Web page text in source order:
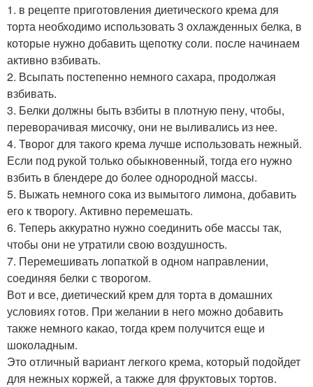
1. в рецепте приготовления диетического крема для
торта необходимо использовать 3 охлажденных белка, в
которые нужно добавить щепотку соли. после начинаем
активно взбивать.
2. Всыпать постепенно немного сахара, продолжая
взбивать.
3. Белки должны быть взбиты в плотную пену, чтобы,
переворачивая мисочку, они не выливались из нее.
4. Творог для такого крема лучше использовать нежный.
Если под рукой только обыкновенный, тогда его нужно
взбить в блендере до более однородной массы.
5. Выжать немного сока из вымытого лимона, добавить
его к творогу. Активно перемешать.
6. Теперь аккуратно нужно соединить обе массы так,
чтобы они не утратили свою воздушность.
7. Перемешивать лопаткой в одном направлении,
соединяя белки с творогом.
Вот и все, диетический крем для торта в домашних
условиях готов. При желании в него можно добавить
также немного какао, тогда крем получится еще и
шоколадным.
Это отличный вариант легкого крема, который подойдет
для нежных коржей, а также для фруктовых тортов.